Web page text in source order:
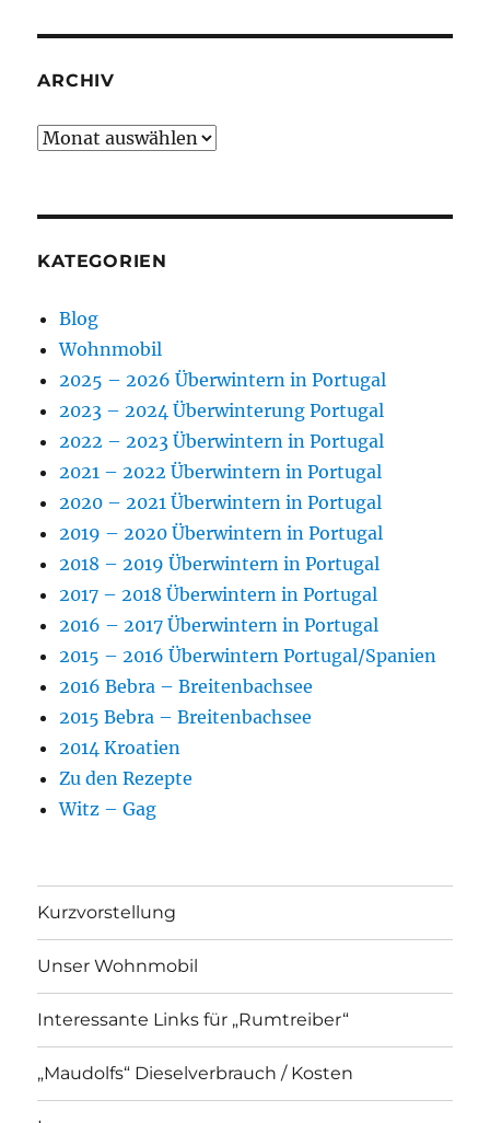
ARCHIV
Archiv
KATEGORIEN
Blog
Wohnmobil
2025 – 2026 Überwintern in Portugal
2023 – 2024 Überwinterung Portugal
2022 – 2023 Überwintern in Portugal
2021 – 2022 Überwintern in Portugal
2020 – 2021 Überwintern in Portugal
2019 – 2020 Überwintern in Portugal
2018 – 2019 Überwintern in Portugal
2017 – 2018 Überwintern in Portugal
2016 – 2017 Überwintern in Portugal
2015 – 2016 Überwintern Portugal/Spanien
2016 Bebra – Breitenbachsee
2015 Bebra – Breitenbachsee
2014 Kroatien
Zu den Rezepte
Witz – Gag
Kurzvorstellung
Unser Wohnmobil
Interessante Links für „Rumtreiber“
„Maudolfs“ Dieselverbrauch / Kosten